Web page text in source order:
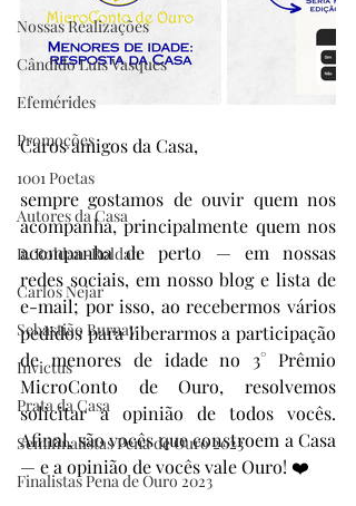
Nossas Realizações
Cândido Luís Vasques
Efemérides
Promoções
1001 Poetas
Autores da Casa
R. Roldan-Roldan
Carlos Nejar
Sebastião Burnay
Invictus
Prata da Casa
Semifinalistas Pena de Ouro 2023
Finalistas Pena de Ouro 2023
Caros amigos da Casa,
sempre gostamos de ouvir quem nos
acompanha, principalmente quem nos
acompanha de perto — em nossas
redes sociais, em nosso blog e lista de
e-mail; por isso, ao recebermos vários
pedidos para liberarmos a participação
de menores de idade no 3° Prêmio
MicroConto de Ouro, resolvemos
solicitar a opinião de todos vocês.
Afinal, são vocês que constroem a Casa
— e a opinião de vocês vale Ouro! ❤️